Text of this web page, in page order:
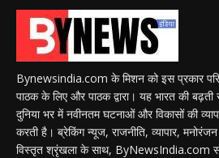
Bynewsindia.com के मिशन को इस प्रकार
पाठक के लिए और पाठक द्वारा। यह भारत की
दुनिया भर में नवीनतम घटनाओं और विकासों की
करती है। ब्रेकिंग न्यूज, राजनीति, व्यापार,
विस्तृत श्रृंखला के साथ, ByNewsIndia.com